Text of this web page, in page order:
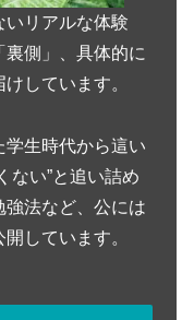
いリアルな体験
側」、具体的に
しています。
生時代から這い
ない”と追い詰め
強法など、公には
しています。